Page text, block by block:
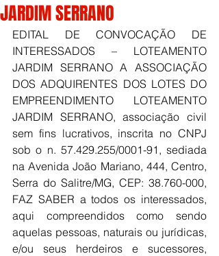
JARDIM SERRANO
EDITAL DE CONVOCAÇÃO DE
INTERESSADOS – LOTEAMENTO
JARDIM SERRANO A ASSOCIAÇÃO
DOS ADQUIRENTES DOS LOTES DO
EMPREENDIMENTO LOTEAMENTO
JARDIM SERRANO, associação civil
sem fins lucrativos, inscrita no CNPJ
sob o n. 57.429.255/0001-91, sediada
na Avenida João Mariano, 444, Centro,
Serra do Salitre/MG, CEP: 38.760-000,
FAZ SABER a todos os interessados,
aqui compreendidos como sendo
aquelas pessoas, naturais ou jurídicas,
e/ou seus herdeiros e sucessores,